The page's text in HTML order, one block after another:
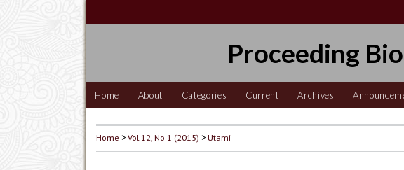
Proceeding
Home About Categories Current Archives
Home >Vol 12, No 1 (2015) >Utami